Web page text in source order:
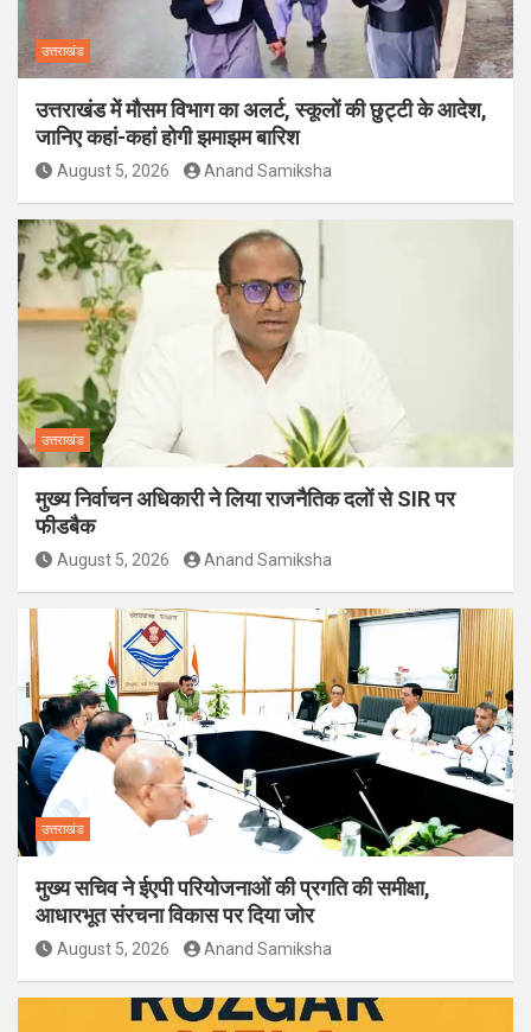
उत्तराखंड
उत्तराखंड में मौसम विभाग का अलर्ट, स्कूलों की छुट्टी के आदेश,
जानिए कहां-कहां होगी झमाझम बारिश
August 5, 2026 Anand Samiksha
उत्तराखंड
मुख्य निर्वाचन अधिकारी ने लिया राजनैतिक दलों से SIR पर
फीडबैक
August 5, 2026 Anand Samiksha
उत्तराखंड
मुख्य सचिव ने ईएपी परियोजनाओं की प्रगति की समीक्षा,
आधारभूत संरचना विकास पर दिया जोर
August 5, 2026 Anand Samiksha